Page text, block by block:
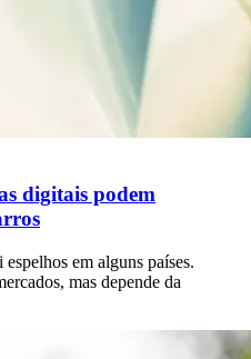
digitais podem
em alguns países.
mas depende da